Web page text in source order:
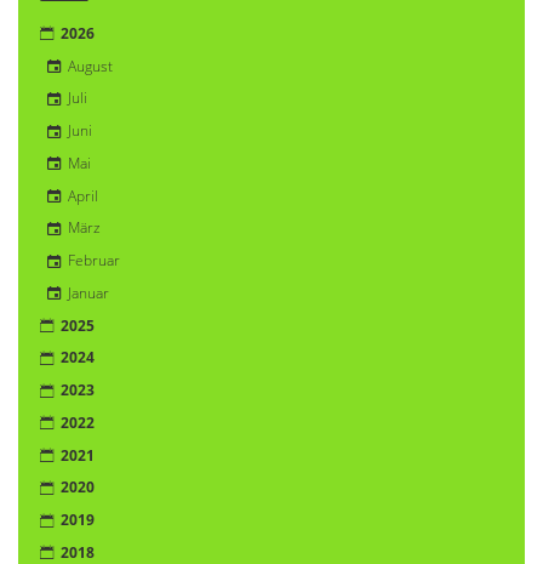
2026
August
Juli
Juni
Mai
April
März
Februar
Januar
2025
2024
2023
2022
2021
2020
2019
2018